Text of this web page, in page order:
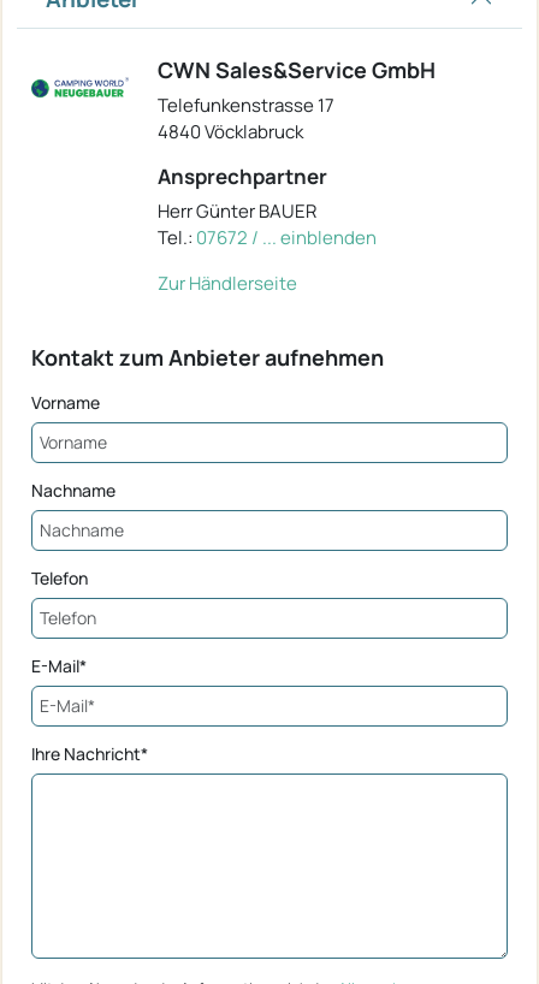
CWN Sales&Service GmbH
Telefunkenstrasse 17
4840 Vöcklabruck
Ansprechpartner
Herr Günter BAUER
Tel.: 07672 / ... einblenden
Zur Händlerseite
Kontakt zum Anbieter aufnehmen
Vorname
Nachname
Telefon
E-Mail*
Ihre Nachricht*